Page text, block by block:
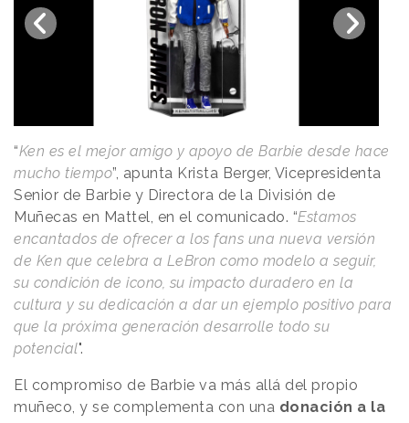
“Ken es el mejor amigo y apoyo de Barbie desde hace
mucho tiempo”, apunta Krista Berger, Vicepresidenta
Senior de Barbie y Directora de la División de
Muñecas en Mattel, en el comunicado. “Estamos
encantados de ofrecer a los fans una nueva versión
de Ken que celebra a LeBron como modelo a seguir,
su condición de icono, su impacto duradero en la
cultura y su dedicación a dar un ejemplo positivo para
que la próxima generación desarrolle todo su
potencial".
El compromiso de Barbie va más allá del propio
muñeco, y se complementa con una donación a la